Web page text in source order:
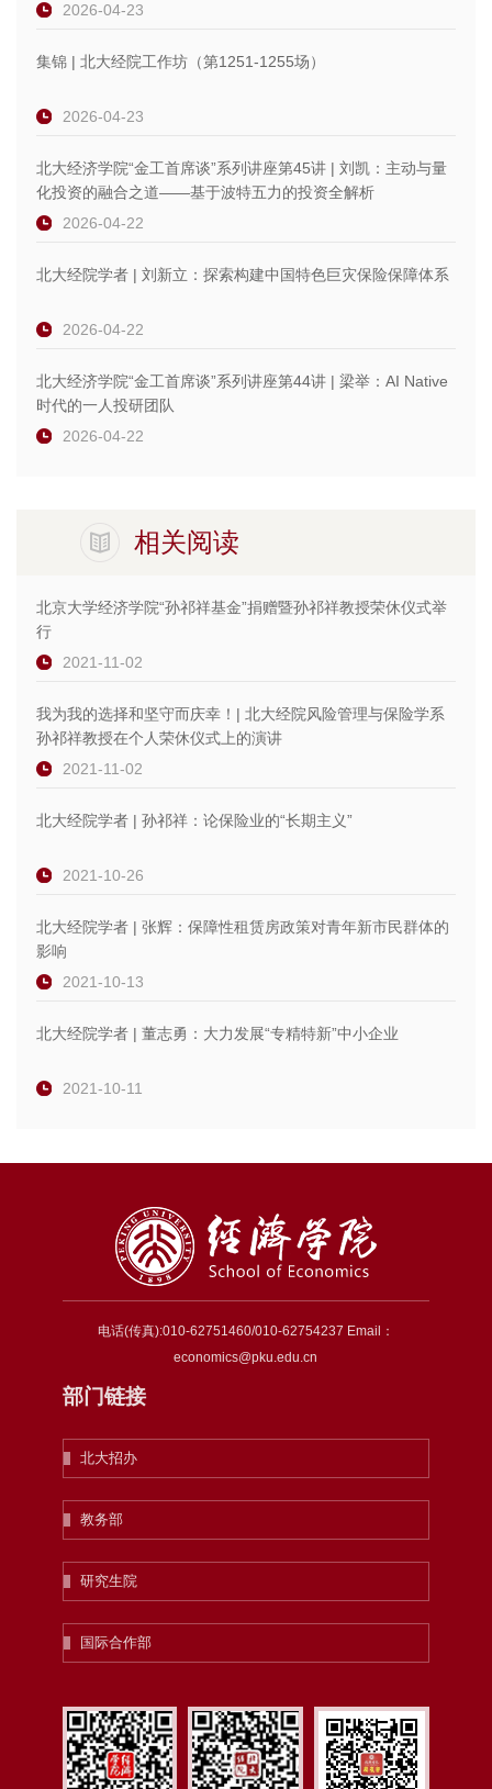
2026-04-23
集锦 | 北大经院工作坊（第1251-1255场）
2026-04-23
北大经济学院“金工首席谈”系列讲座第45讲 | 刘凯：主动与量
化投资的融合之道——基于波特五力的投资全解析
2026-04-22
北大经院学者 | 刘新立：探索构建中国特色巨灾保险保障体系
2026-04-22
北大经济学院“金工首席谈”系列讲座第44讲 | 梁举：AI Native
时代的一人投研团队
2026-04-22
相关阅读
北京大学经济学院“孙祁祥基金”捐赠暨孙祁祥教授荣休仪式举
行
2021-11-02
我为我的选择和坚守而庆幸！| 北大经院风险管理与保险学系
孙祁祥教授在个人荣休仪式上的演讲
2021-11-02
北大经院学者 | 孙祁祥：论保险业的“长期主义”
2021-10-26
北大经院学者 | 张辉：保障性租赁房政策对青年新市民群体的
影响
2021-10-13
北大经院学者 | 董志勇：大力发展“专精特新”中小企业
2021-10-11
电话(传真):010-62751460/010-62754237 Email：
economics@pku.edu.cn
部门链接
北大招办
教务部
研究生院
国际合作部